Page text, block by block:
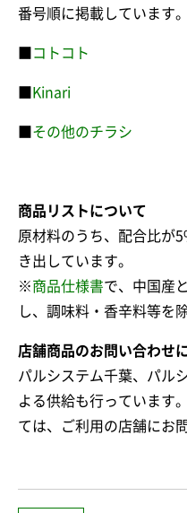
番号順に掲載しています。
コトコト
Kinari
その他のチラシ
商品リストについて
原材料のうち、配合比が
き出しています。
※商品仕様書で、中国産
し、調味料・香辛料等を除
店舗商品のお問い合わせ
パルシステム千葉、パル
よる供給も行っています
ては、ご利用の店舗にお